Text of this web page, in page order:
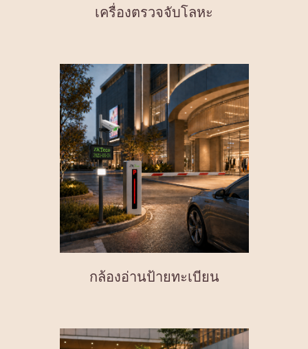
เครื่องตรวจจับโลหะ
กล้องอ่านป้ายทะเบียน